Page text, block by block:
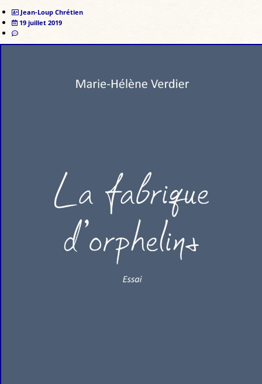
Jean-Loup Chrétien
19 juillet 2019